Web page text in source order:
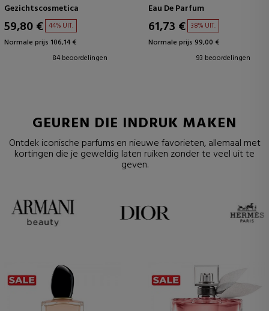
Gezichtscosmetica
59,80 € 44% UIT.
Normale prijs 106,14 €
84 beoordelingen
Eau De Parfum
61,73 € 38% UIT.
Normale prijs 99,00 €
93 beoordelingen
GEUREN DIE INDRUK MAKEN
Ontdek iconische parfums en nieuwe favorieten, allemaal met
kortingen die je geweldig laten ruiken zonder te veel uit te
geven.